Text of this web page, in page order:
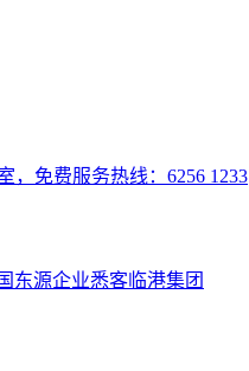
，免费服务热线：6256 1233
东源企业悉客 临港集团